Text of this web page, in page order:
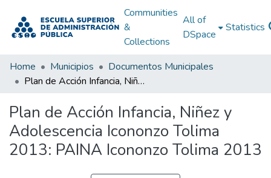
Communities
&
Collections
All of
DSpace
Statistics
Home Municipios
Documentos Municipales
Plan de Acción Infancia, Niñez y Adolescencia Icononzo Tolima 2013: PAINA Icononzo Tolima 2013
Plan de Acción Infancia, Niñez y
Adolescencia Icononzo Tolima
2013: PAINA Icononzo Tolima 2013